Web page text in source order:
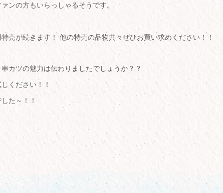
ンの方もいらっしゃるそうです。
売が続きます！ 他の特売の品物共々ぜひお買い求めください！！
カツの魅力は伝わりましたでしょうか？？
ください！！
た～！！